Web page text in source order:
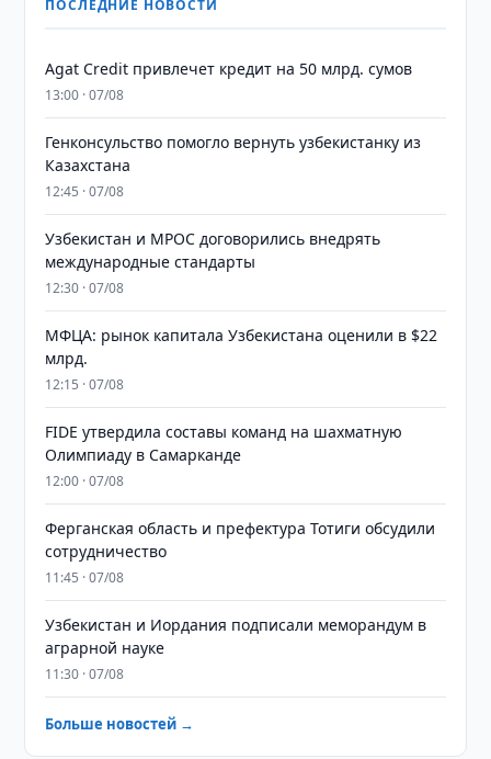
ПОСЛЕДНИЕ НОВОСТИ
Agat Credit привлечет кредит на 50 млрд. сумов
13:00 · 07/08
Генконсульство помогло вернуть узбекистанку из
Казахстана
12:45 · 07/08
Узбекистан и MPOC договорились внедрять
международные стандарты
12:30 · 07/08
МФЦА: рынок капитала Узбекистана оценили в $22
млрд.
12:15 · 07/08
FIDE утвердила составы команд на шахматную
Олимпиаду в Самарканде
12:00 · 07/08
Ферганская область и префектура Тотиги обсудили
сотрудничество
11:45 · 07/08
Узбекистан и Иордания подписали меморандум в
аграрной науке
11:30 · 07/08
Больше новостей →